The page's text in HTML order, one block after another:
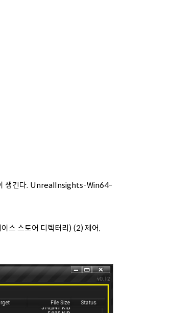
생긴다. UnrealInsights-Win64-
스 스토어 디렉터리) (2) 제어,